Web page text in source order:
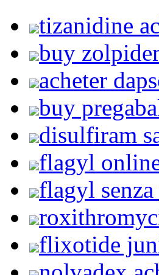
tizanidine
buy
acheter
buy
disulfiram
flagyl
flagyl
flixotide